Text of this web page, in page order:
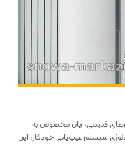
قدیمی، زبان مخصوص به
سیستم عیب‌یابی خودکار، این